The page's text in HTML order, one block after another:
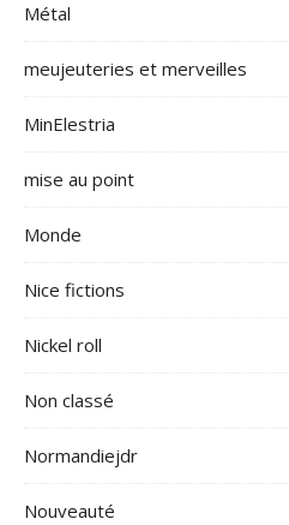
Métal
meujeuteries et merveilles
MinElestria
mise au point
Monde
Nice fictions
Nickel roll
Non classé
Normandiejdr
Nouveauté